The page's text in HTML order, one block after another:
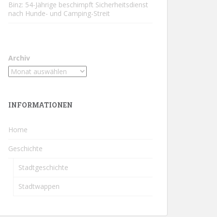
Binz: 54-Jährige beschimpft Sicherheitsdienst
nach Hunde- und Camping-Streit
Archiv
INFORMATIONEN
Home
Geschichte
Stadtgeschichte
Stadtwappen